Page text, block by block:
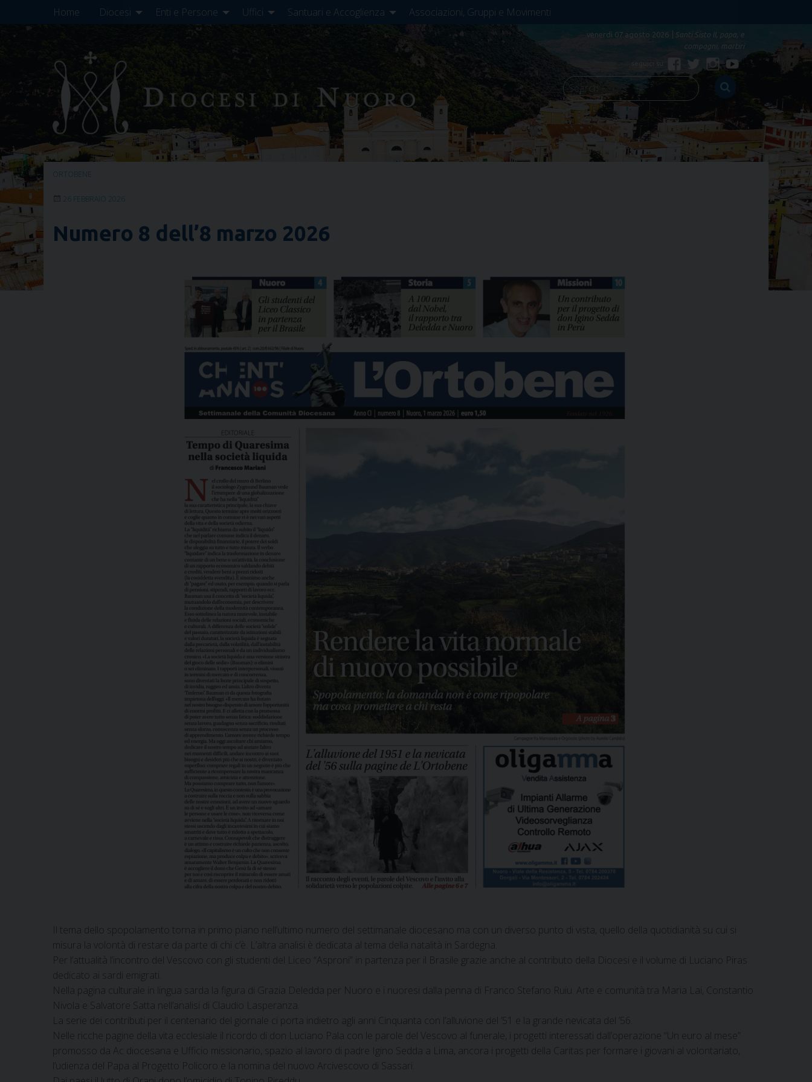
content
venerdì 07 agosto 2026
Santi Sisto II, papa, e
compagni, martiri
Facebook
Twitter
Home Diocesi Enti e Persone Uffici Santuari e Accoglienza Associazioni, Gruppi e Movimenti
ORTOBENE
26 FEBBRAIO 2026
Numero 8 dell’8 marzo 2026
Il tema dello spopolamento torna in primo piano nell’ultimo numero del settimanale diocesano ma con un diverso punto di vista, quello della quotidianità su cui si
misura la volontà di restare da parte di chi c’è. L’altra analisi è dedicata al tema della natalità in Sardegna.
Per l’attualità l’incontro del Vescovo con gli studenti del Liceo “Asproni” in partenza per il Brasile grazie anche al contributo della Diocesi e il volume di Luciano Piras
dedicato ai sardi emigrati.
Nella pagina culturale in lingua sarda la figura di Grazia Deledda per Nuoro e i nuoresi dalla penna di Franco Stefano Ruiu. Arte e comunità tra Maria Lai, Constantio
Nivola e Salvatore Satta nell’analisi di Claudio Lasperanza.
La serie dei contributi per il centenario del giornale ci porta indietro agli anni Cinquanta con l’alluvione del ’51 e la grande nevicata del ’56.
Nelle ricche pagine della vita ecclesiale il ricordo di don Luciano Pala con le parole del Vescovo al funerale, i progetti interessati dall’operazione “Un euro al mese”
promosso da Ac diocesana e Ufficio missionario, spazio al lavoro di padre Igino Sedda a Lima, ancora i progetti della Caritas per formare i giovani al volontariato,
l’udienza del Papa al Progetto Policoro e la nomina del nuovo Arcivescovo di Sassari.